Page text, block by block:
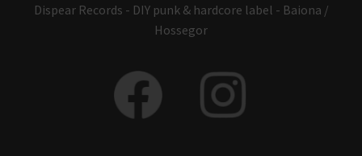
Dispear Records - DIY punk & hardcore label - Baiona /
Hossegor